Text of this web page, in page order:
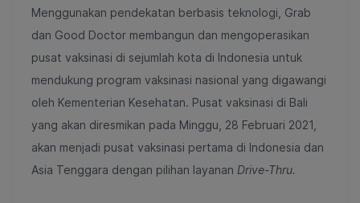
Menggunakan pendekatan berbasis teknologi, Grab
dan Good Doctor membangun dan mengoperasikan
pusat vaksinasi di sejumlah kota di Indonesia untuk
mendukung program vaksinasi nasional yang digawangi
oleh Kementerian Kesehatan. Pusat vaksinasi di Bali
yang akan diresmikan pada Minggu, 28 Februari 2021,
akan menjadi pusat vaksinasi pertama di Indonesia dan
Asia Tenggara dengan pilihan layanan Drive-Thru.